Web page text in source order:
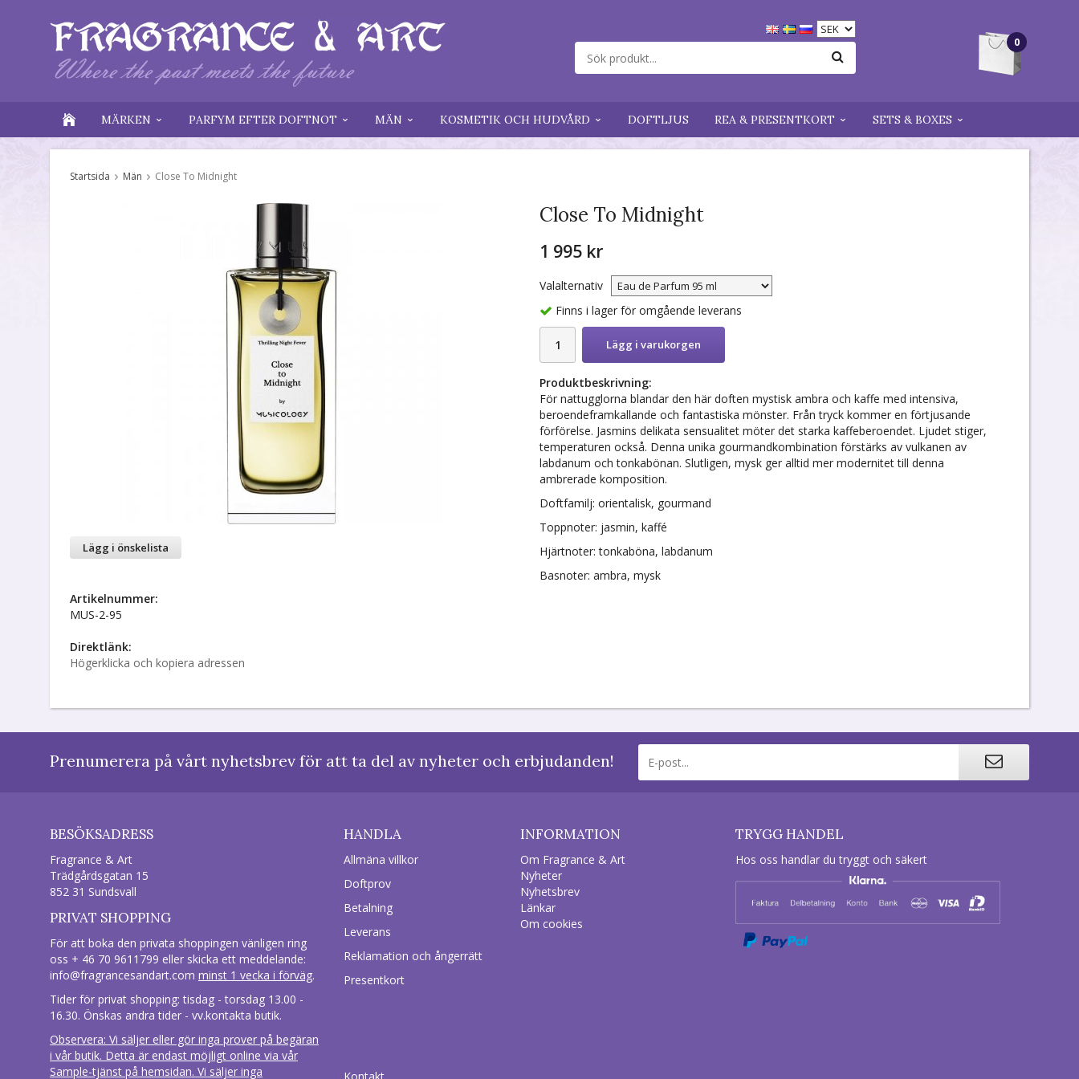
0
MÄRKEN PARFYM EFTER DOFTNOT MÄN KOSMETIK OCH HUDVÅRD DOFTLJUS REA & PRESENTKORT SETS & BOXES
Startsida Män Close To Midnight
Close To Midnight
1 995 kr
Valalternativ
Finns i lager för omgående leverans
Lägg i varukorgen
Produktbeskrivning:
För nattugglorna blandar den här doften mystisk ambra och kaffe med intensiva,
beroendeframkallande och fantastiska mönster. Från tryck kommer en förtjusande
förförelse. Jasmins delikata sensualitet möter det starka kaffeberoendet. Ljudet stiger,
temperaturen också. Denna unika gourmandkombination förstärks av vulkanen av
labdanum och tonkabönan. Slutligen, mysk ger alltid mer modernitet till denna
ambrerade komposition.
Doftfamilj: orientalisk, gourmand
Toppnoter: jasmin, kaffé
Hjärtnoter: tonkaböna, labdanum
Basnoter: ambra, mysk
Lägg i önskelista
Artikelnummer:
MUS-2-95
Direktlänk:
Högerklicka och kopiera adressen
Prenumerera på vårt nyhetsbrev för att ta del av nyheter och erbjudanden!
BESÖKSADRESS
Fragrance & Art
Trädgårdsgatan 15
852 31 Sundsvall
PRIVAT SHOPPING
För att boka den privata shoppingen vänligen ring
oss + 46 70 9611799 eller skicka ett meddelande:
info@fragrancesandart.com minst 1 vecka i förväg.
Tider för privat shopping: tisdag - torsdag 13.00 -
16.30. Önskas andra tider - vv.kontakta butik.
Observera: Vi säljer eller gör inga prover på begäran
i vår butik. Detta är endast möjligt online via vår
Sample-tjänst på hemsidan. Vi säljer inga
HANDLA
Allmäna villkor
Doftprov
Betalning
Leverans
Reklamation och ångerrätt
Presentkort
INFORMATION
Om Fragrance & Art
Nyheter
Nyhetsbrev
Länkar
Om cookies
TRYGG HANDEL
Hos oss handlar du tryggt och säkert